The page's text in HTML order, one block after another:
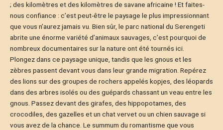
; des kilomètres et des kilomètres de savane africaine ! Et faites-
nous confiance : c’est peut-être le paysage le plus impressionnant
que vous n’aurez jamais vu. Bien sûr, le parc national du Serengeti
abrite une énorme variété d’animaux sauvages, c’est pourquoi de
nombreux documentaires sur la nature ont été tournés ici.
Plongez dans ce paysage unique, tandis que les gnous et les
zèbres passent devant vous dans leur grande migration. Repérez
des lions sur des groupes de rochers appelés kopjes, des léopards
dans des arbres isolés ou des guépards chassant un veau entre les
gnous. Passez devant des girafes, des hippopotames, des
crocodiles, des gazelles et un chat vervet ou un chien sauvage si
vous avez de la chance. Le summum du romantisme que vous